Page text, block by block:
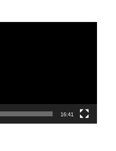
16:41